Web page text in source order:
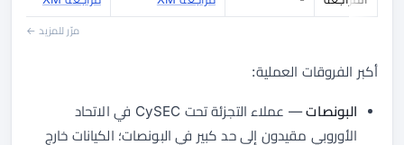
مرّر للمزيد ←
أكبر الفروقات العملية:
البونصات
— عملاء التجزئة تحت CySEC في الاتحاد
الأوروبي مقيدون إلى حد كبير في البونصات؛ الكيانات خارج